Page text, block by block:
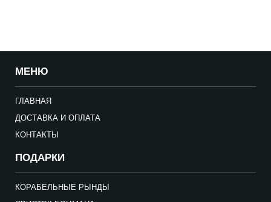
МЕНЮ
ГЛАВНАЯ
ДОСТАВКА И ОПЛАТА
КОНТАКТЫ
ПОДАРКИ
КОРАБЕЛЬНЫЕ РЫНДЫ